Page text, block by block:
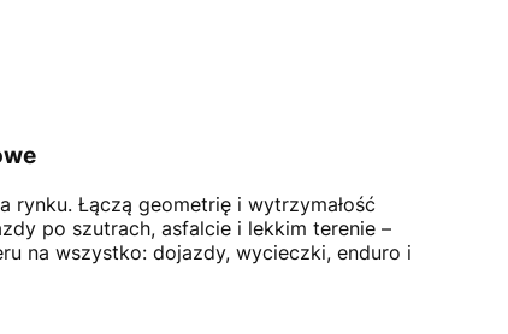
rynku. Łączą geometrię i wytrzymałość
po szutrach, asfalcie i lekkim terenie –
na wszystko: dojazdy, wycieczki, enduro i